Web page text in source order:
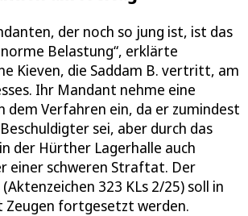
der noch so jung ist, ist das
Belastung“, erklärte
Kieven, die Saddam B. vertritt, am
Ihr Mandant nehme eine
dem Verfahren ein, da er zumindest
sei, aber durch das
der Hürther Lagerhalle auch
einer schweren Straftat. Der
323 KLs 2/25) soll in
Zeugen fortgesetzt werden.